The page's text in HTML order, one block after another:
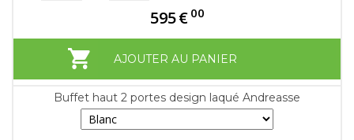
595€ 00
AJOUTER AU PANIER
Buffet haut 2 portes design laqué Andreasse